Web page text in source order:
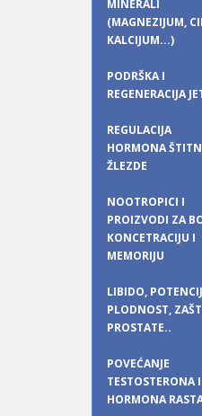
MINERALI
(MAGNEZIJUM,
KALCIJUM...)
PODRŠKA I
REGENERACIJA
REGULACIJA
HORMONA
ŽLEZDE
NOOTROPICI I
PROIZVODI ZA
KONCETRACIJU I
MEMORIJU
LIBIDO,
PLODNOST,
PROSTATE..
POVEĆANJE
TESTOSTERONA I
HORMONA